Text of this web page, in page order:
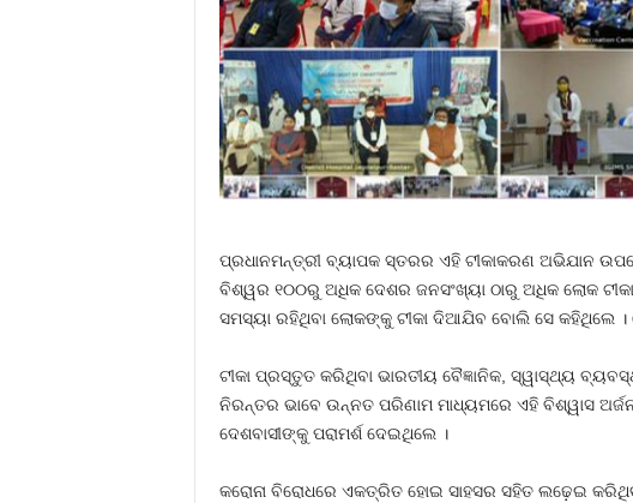
ପ୍ରଧାନମନ୍ତ୍ରୀ ବ୍ୟାପକ ସ୍ତରର ଏହି ଟୀକାକରଣ ଅଭିଯାନ
ବିଶ୍ୱର ୧୦୦ରୁ ଅଧିକ ଦେଶର ଜନସଂଖ୍ୟା ଠାରୁ ଅଧିକ ଲୋକ
ସମସ୍ୟା ରହିଥିବା ଲୋକଙ୍କୁ ଟୀକା ଦିଆଯିବ ବୋଲି ସେ କହିଥିଲେ
ଟୀକା ପ୍ରସ୍ତୁତ କରିଥିବା ଭାରତୀୟ ବୈଜ୍ଞାନିକ, ସ୍ୱାସ୍ଥ୍ୟ
ନିରନ୍ତର ଭାବେ ଉନ୍ନତ ପରିଣାମ ମାଧ୍ୟମରେ ଏହି ବିଶ୍ୱାସ ଅର୍ଜନ
ଦେଶବାସୀଙ୍କୁ ପରାମର୍ଶ ଦେଇଥିଲେ ।
କରୋନା ବିରୋଧରେ ଏକତ୍ରିତ ହୋଇ ସାହସର ସହିତ ଲଢ଼େଇ